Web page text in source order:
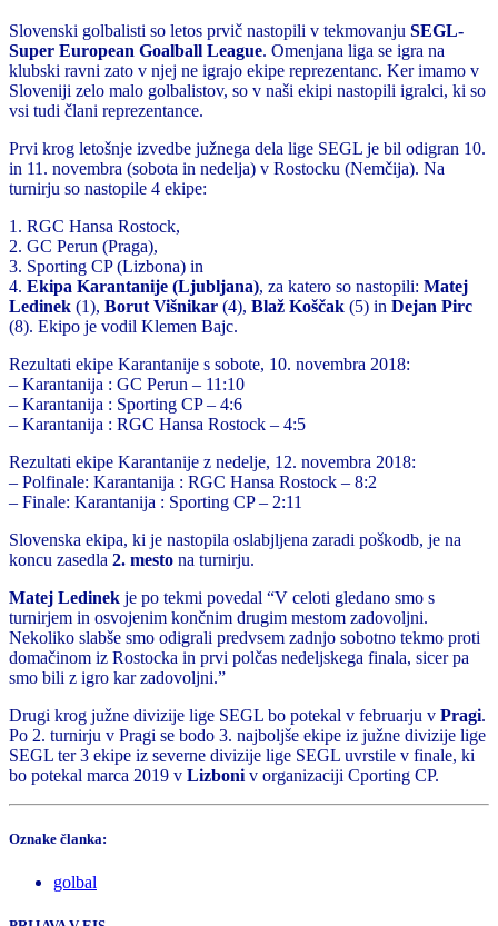
Slovenski golbalisti so letos prvič nastopili v tekmovanju SEGL-
Super European Goalball League. Omenjana liga se igra na
klubski ravni zato v njej ne igrajo ekipe reprezentanc. Ker imamo v
Sloveniji zelo malo golbalistov, so v naši ekipi nastopili igralci, ki so
vsi tudi člani reprezentance.
Prvi krog letošnje izvedbe južnega dela lige SEGL je bil odigran 10.
in 11. novembra (sobota in nedelja) v Rostocku (Nemčija). Na
turnirju so nastopile 4 ekipe:
1. RGC Hansa Rostock,
2. GC Perun (Praga),
3. Sporting CP (Lizbona) in
4. Ekipa Karantanije (Ljubljana), za katero so nastopili: Matej
Ledinek (1), Borut Višnikar (4), Blaž Koščak (5) in Dejan Pirc
(8). Ekipo je vodil Klemen Bajc.
Rezultati ekipe Karantanije s sobote, 10. novembra 2018:
– Karantanija : GC Perun – 11:10
– Karantanija : Sporting CP – 4:6
– Karantanija : RGC Hansa Rostock – 4:5
Rezultati ekipe Karantanije z nedelje, 12. novembra 2018:
– Polfinale: Karantanija : RGC Hansa Rostock – 8:2
– Finale: Karantanija : Sporting CP – 2:11
Slovenska ekipa, ki je nastopila oslabjljena zaradi poškodb, je na
koncu zasedla 2. mesto na turnirju.
Matej Ledinek je po tekmi povedal “V celoti gledano smo s
turnirjem in osvojenim končnim drugim mestom zadovoljni.
Nekoliko slabše smo odigrali predvsem zadnjo sobotno tekmo proti
domačinom iz Rostocka in prvi polčas nedeljskega finala, sicer pa
smo bili z igro kar zadovoljni.”
Drugi krog južne divizije lige SEGL bo potekal v februarju v Pragi.
Po 2. turnirju v Pragi se bodo 3. najboljše ekipe iz južne divizije lige
SEGL ter 3 ekipe iz severne divizije lige SEGL uvrstile v finale, ki
bo potekal marca 2019 v Lizboni v organizaciji Cporting CP.
Oznake članka:
golbal